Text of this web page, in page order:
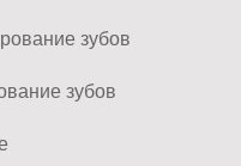
зубов
зубов